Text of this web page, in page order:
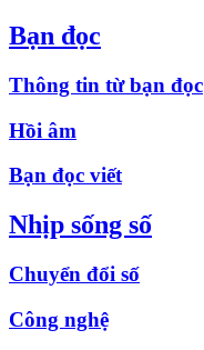
Bạn đọc
Thông tin từ bạn đọc
Hồi âm
Bạn đọc viết
Nhịp sống số
Chuyển đổi số
Công nghệ